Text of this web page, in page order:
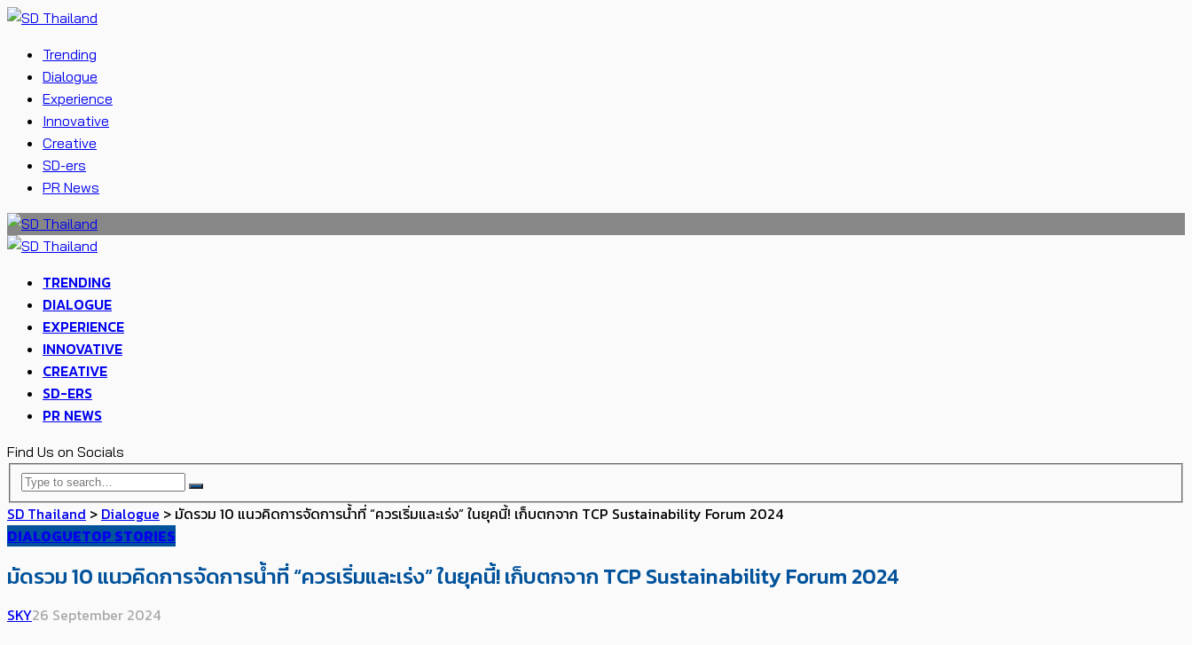
Trending
Dialogue
Experience
Innovative
Creative
SD-ers
PR News
TRENDING
DIALOGUE
EXPERIENCE
INNOVATIVE
CREATIVE
SD-ERS
PR NEWS
Find Us on Socials
SD Thailand > Dialogue > มัดรวม 10 แนวคิดการจัดการน้ำที่ “ควรเริ่มและเร่ง” ในยุคนี้! เก็บตกจาก​ TCP Sustainability Forum 2024
DIALOGUETOP STORIES
มัดรวม 10 แนวคิดการจัดการน้ำที่ “ควรเริ่มและเร่ง” ในยุคนี้! เก็บตกจาก​ TCP Sustainability Forum 2024
SKY26 September 2024